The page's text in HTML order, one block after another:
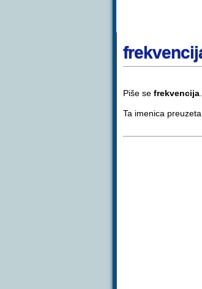
Piše se frekvencija
Ta imenica